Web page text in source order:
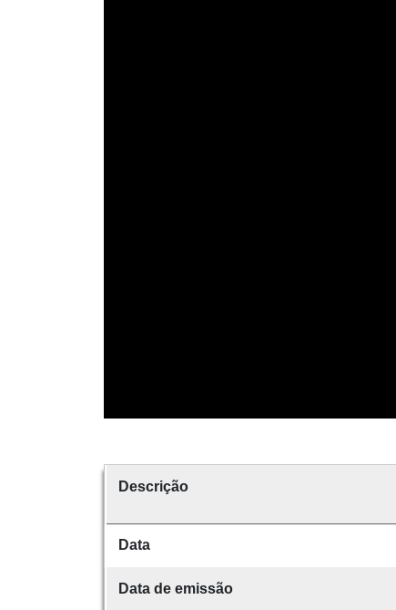
Descrição
Data
Data de emissão